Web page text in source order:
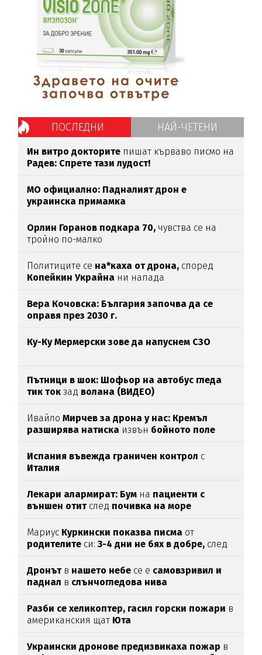
ПОСЛЕДНИ НАЙ-ЧЕТЕНИ
Ин витро докторите пишат кърваво писмо на
Радев: Спрете тази лудост!
МО официално: Падналият дрон е
украинска примамка
Орлин Горанов подкара 70, чувства се на
тройно по-малко
Политиците се на*каха от дрона, според
Копейкин Украйна ни напада
Вера Кочовска: България започва да се
оправя през 2030 г.
Ку-Ку Мермерски зове да напуснем СЗО
Пътници в шок: Шофьор на автобус гледа
тик ток зад волана (ВИДЕО)
ИвайлоМирчев за дрона у нас: Кремъл
разширява натиска извън бойното поле
Испания въвежда граничен контрол с
Италия
Лекари алармират: Бум на пациенти с
външен отитслед почивка на море
Мариус Куркински показва писма от
родителите си:3-4 дни не бях в добре, след
Дронътв нашето небе се е самовзривил и
паднал в слънчогледова нива
Разби се хеликоптер, гасил горски пожари в
американския щат Юта
Украински дронове предизвикаха пожар в